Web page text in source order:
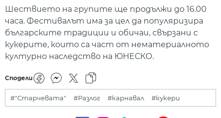
Шествието на групите ще продължи до 16.00
часа. Фестивалът има за цел да популяризира
българските традиции и обичаи, свързани с
кукерите, които са част от нематериалното
културно наследство на ЮНЕСКО.
Сподели
#"Старчевата" #Разлог #карнавал #кукери